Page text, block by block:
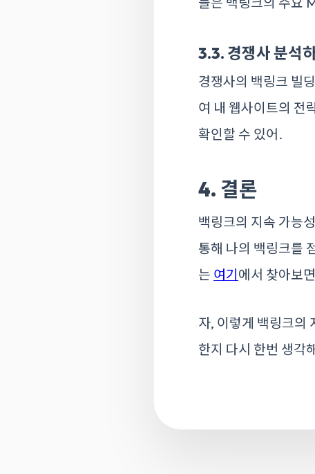
3.3. 경쟁사 분석
경쟁사의 백링크 빌
여 내 웹사이트의 전
확인할 수 있어.
4. 결론
백링크의 지속 가능
통해 나의 백링크를
는 여기 에서 찾아보
자, 이렇게 백링크의
한지 다시 한번 생각